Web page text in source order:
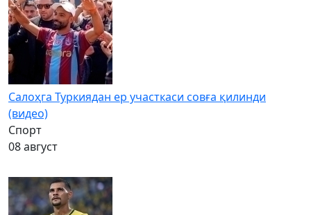
Салоҳга Туркиядан ер участкаси совға қилинди
(видео)
Спорт
08 август